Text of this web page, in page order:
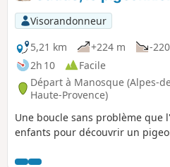
Visorandonneur
5,21 km
+224 m
-
2h 10
Facile
Départ à Manosque (Alpes-
Haute-Provence)
Une boucle sans problème que
enfants pour découvrir un